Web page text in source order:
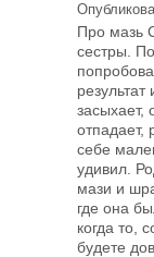
Про мазь
сестры.
засыхает,
отпадает,
себе
удивил.
мази и
где она
когда то,
будете